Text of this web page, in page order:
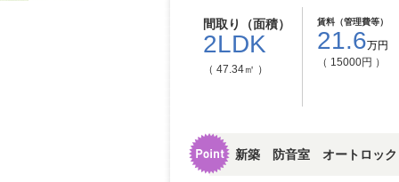
間取り（面積）
2LDK
（ 47.34㎡ ）
賃料（管理費等）
21.6万円
（ 15000円 ）
新築 防音室 オートロッ